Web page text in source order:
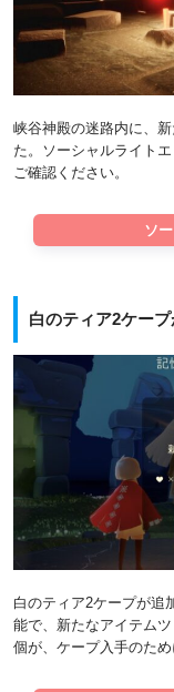
峡谷神殿の迷路内に、
た。ソーシャルライト
ご確認ください。
ソ
白のティア2ケープ
白のティア2ケープが追
能で、新たなアイテム
個が、ケープ入手のた